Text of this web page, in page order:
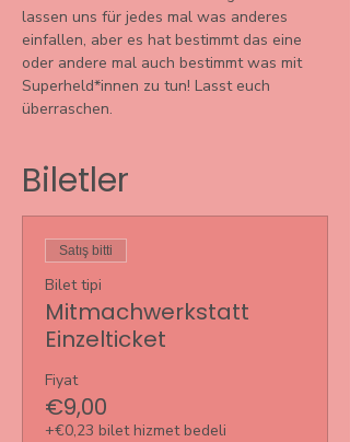
lassen uns für jedes mal was anderes
einfallen, aber es hat bestimmt das eine
oder andere mal auch bestimmt was mit
Superheld*innen zu tun! Lasst euch
überraschen.
Biletler
Satış bitti
Bilet tipi
Mitmachwerkstatt
Einzelticket
Fiyat
€9,00
+€0,23 bilet hizmet bedeli